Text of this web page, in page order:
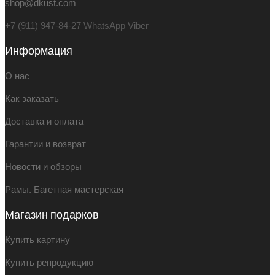
shop@dkust.com
+7 (911) 947-84-27 WhatsApp Viber
Информация
О нас
Как заказать
Доставка и оплата
Гарантии и возврат
Новости и обзоры
Рамы. Багетная мастерская
Магазин подарков
Купить картину
Купить репродукцию